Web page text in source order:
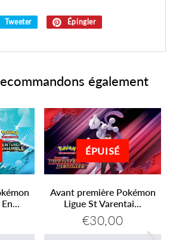
Tweeter
Tweeter
Épingler
également
ÉPUISÉ
Avant première Pokémon
Ligue St Varentai...
Prix
régulier
€30,00